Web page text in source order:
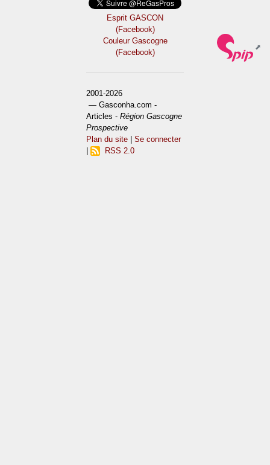
Esprit GASCON
(Facebook)
Couleur Gascogne
(Facebook)
2001-2026
— Gasconha.com -
Articles -Région Gascogne
Prospective
Plan du site |Se connecter
RSS 2.0